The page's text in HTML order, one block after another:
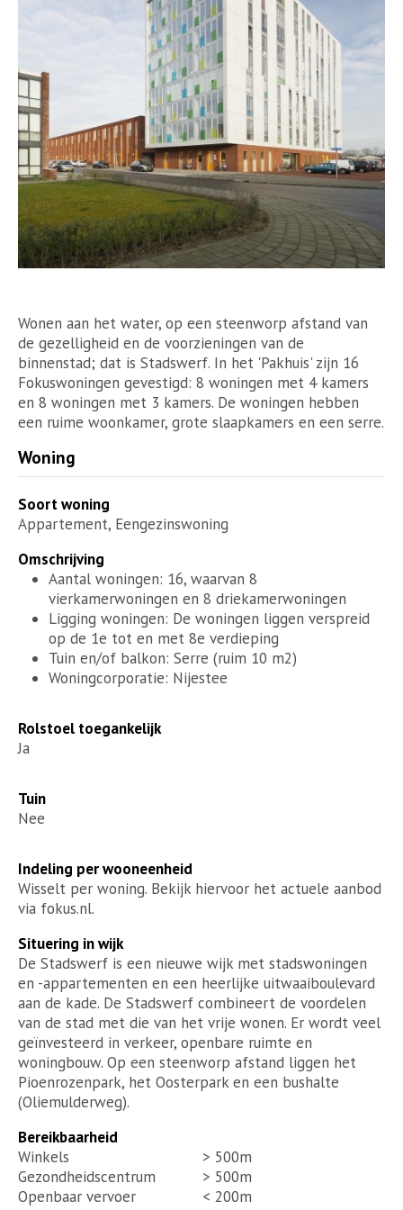
Wonen aan het water, op een steenworp afstand van
de gezelligheid en de voorzieningen van de
binnenstad; dat is Stadswerf. In het 'Pakhuis' zijn 16
Fokuswoningen gevestigd: 8 woningen met 4 kamers
en 8 woningen met 3 kamers. De woningen hebben
een ruime woonkamer, grote slaapkamers en een serre.
Woning
Soort woning
Appartement, Eengezinswoning
Omschrijving
Aantal woningen: 16, waarvan 8
vierkamerwoningen en 8 driekamerwoningen
Ligging woningen: De woningen liggen verspreid
op de 1e tot en met 8e verdieping
Tuin en/of balkon: Serre (ruim 10 m2)
Woningcorporatie: Nijestee
Rolstoel toegankelijk
Ja
Tuin
Nee
Indeling per wooneenheid
Wisselt per woning. Bekijk hiervoor het actuele aanbod
via fokus.nl.
Situering in wijk
De Stadswerf is een nieuwe wijk met stadswoningen
en -appartementen en een heerlijke uitwaaiboulevard
aan de kade. De Stadswerf combineert de voordelen
van de stad met die van het vrije wonen. Er wordt veel
geïnvesteerd in verkeer, openbare ruimte en
woningbouw. Op een steenworp afstand liggen het
Pioenrozenpark, het Oosterpark en een bushalte
(Oliemulderweg).
Bereikbaarheid
Winkels
> 500m
Gezondheidscentrum
> 500m
Openbaar vervoer
< 200m